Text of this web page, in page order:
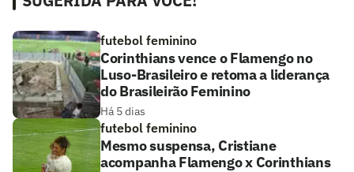
futebol feminino
Corinthians vence o Flamengo no
Luso-Brasileiro e retoma a liderança
do Brasileirão Feminino
Há 5 dias
futebol feminino
Mesmo suspensa, Cristiane
acompanha Flamengo x Corinthians